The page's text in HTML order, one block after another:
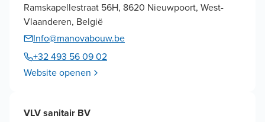
Ramskapellestraat 56H, 8620 Nieuwpoort, West-
Vlaanderen, België
Info@manovabouw.be
+32 493 56 09 02
Website openen
VLV sanitair BV